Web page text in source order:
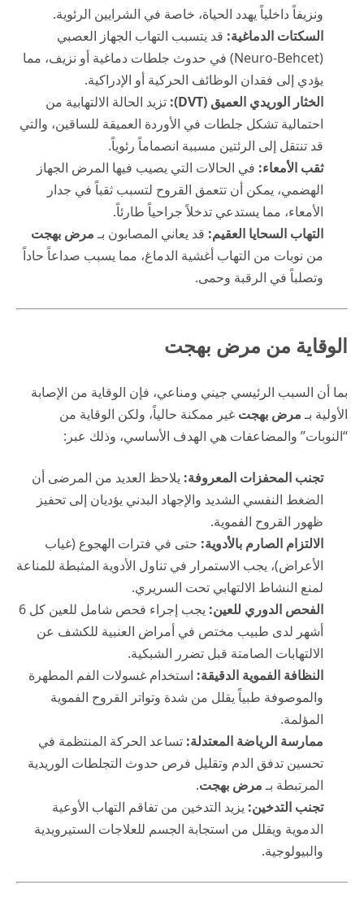
ونزيفاً داخلياً يهدد الحياة، خاصة في الشرايين الرئوية.
السكتات الدماغية: قد يتسبب التهاب الجهاز العصبي
(Neuro-Behcet) في حدوث جلطات دماغية أو نزيف، مما
يؤدي إلى فقدان الوظائف الحركية أو الإدراكية.
الخثار الوريدي العميق (DVT):
تزيد الحالة الالتهابية من
احتمالية تشكل جلطات في الأوردة العميقة للساقين، والتي
قد تنتقل إلى الرئتين مسببة انصماماً رئوياً.
ثقب الأمعاء: في الحالات التي يصيب فيها المرض الجهاز
الهضمي، يمكن أن تتعمق القروح لتسبب ثقباً في جدار
الأمعاء، مما يستدعي تدخلاً جراحياً طارئاً.
التهاب السحايا العقيم: قد يعاني المصابون بـمرض بهجت
من نوبات من التهاب أغشية الدماغ، مما يسبب صداعاً حاداً
وتصلباً في الرقبة وحمى.
الوقاية من مرض بهجت
بما أن السبب الرئيسي جيني ومناعي، فإن الوقاية من الإصابة
الأولية بـمرض بهجت غير ممكنة حالياً، ولكن الوقاية من
“النوبات” والمضاعفات هي الهدف الأساسي، وذلك عبر:
تجنب المحفزات المعروفة: يلاحظ العديد من المرضى أن
الضغط النفسي الشديد والإجهاد البدني يؤديان إلى تحفيز
ظهور القروح الفموية.
الالتزام الصارم بالأدوية: حتى في فترات الهجوع (غياب
الأعراض)، يجب الاستمرار في تناول الأدوية المثبطة للمناعة
لمنع النشاط الالتهابي تحت السريري.
الفحص الدوري للعين:
يجب إجراء فحص شامل للعين كل 6
أشهر لدى طبيب مختص في أمراض العنبية للكشف عن
الالتهابات الصامتة قبل تضرر الشبكية.
النظافة الفموية الدقيقة: استخدام غسولات الفم المطهرة
والموصوفة طبياً يقلل من شدة وتواتر القروح الفموية
المؤلمة.
ممارسة الرياضة المعتدلة: تساعد الحركة المنتظمة في
تحسين تدفق الدم وتقليل فرص حدوث التجلطات الوريدية
المرتبطة بـمرض بهجت.
تجنب التدخين: يزيد التدخين من تفاقم التهاب الأوعية
الدموية ويقلل من استجابة الجسم للعلاجات الستيرويدية
والبيولوجية.